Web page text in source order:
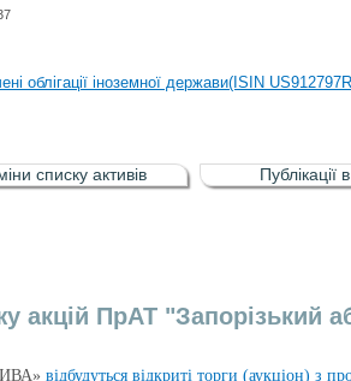
фондового ринку (РФР) включена
облігації іноземної держави(ISIN
Облігація внутрішніх державних позик
фондового ринку (РФР) включена
списку активів Публікації
акцій ПрАТ "Запорізький
відбудуться відкриті торги (аукціон) з